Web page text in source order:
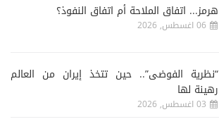
هرمز... اتفاق الملاحة أم اتفاق النفوذ؟
06 اغسطس, 2026
“نظرية الفوضى”.. حين تتخذ إيران من العالم
رهينة لها
03 اغسطس, 2026